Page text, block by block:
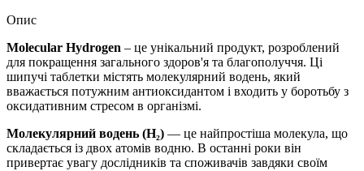
Опис
Molecular Hydrogen – це унікальний продукт, розроблений
для покращення загального здоров'я та благополуччя. Ці
шипучі таблетки містять молекулярний водень, який
вважається потужним антиоксидантом і входить у боротьбу з
оксидативним стресом в організмі.
Молекулярний водень (H₂) — це найпростіша молекула, що
складається із двох атомів водню. В останні роки він
привертає увагу дослідників та споживачів завдяки своїм